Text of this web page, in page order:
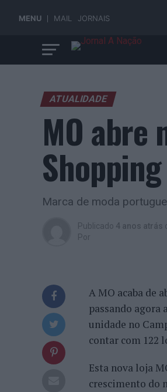
MENU MAIL JORNAIS
ATUALIDADE
MO abre
Shopping
Marca de moda
Publicado 4 anos atrás
Por
A MO acaba de
passando agora
unidade no
contar com 122
Esta nova loja
crescimento do